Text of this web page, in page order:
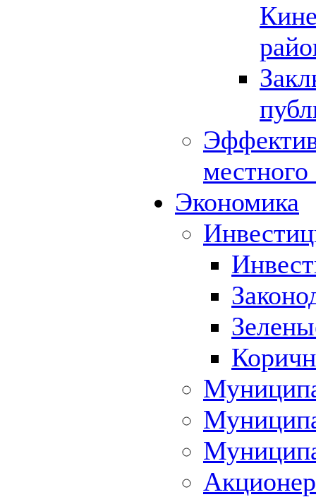
Экономика